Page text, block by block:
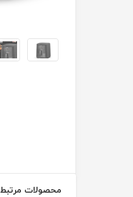
محصولات مرتبط